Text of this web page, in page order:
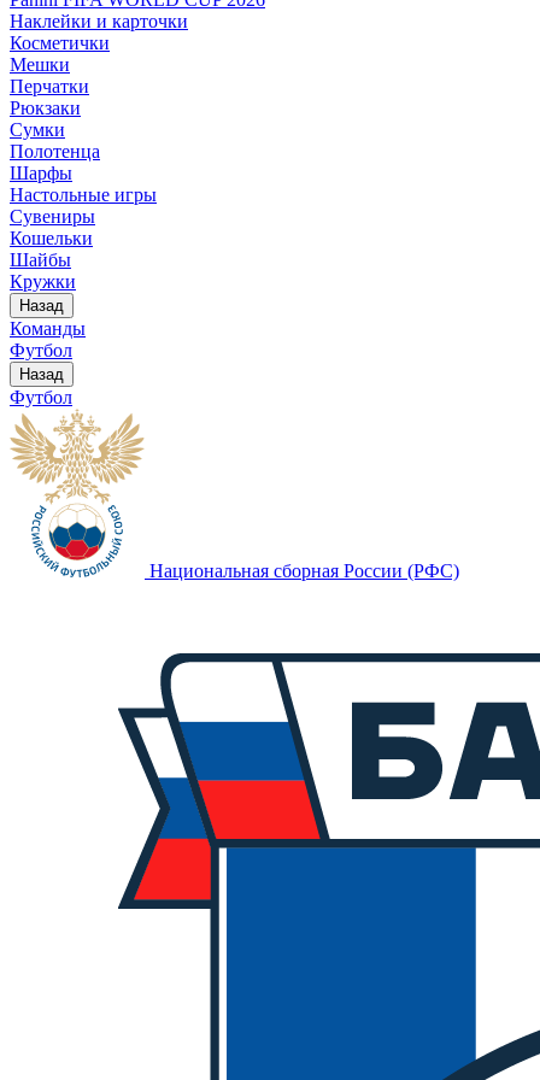
Наклейки и карточки
Косметички
Мешки
Перчатки
Рюкзаки
Сумки
Полотенца
Шарфы
Настольные игры
Сувениры
Кошельки
Шайбы
Кружки
Назад
Команды
Футбол
Назад
Футбол
Национальная сборная России (РФС)